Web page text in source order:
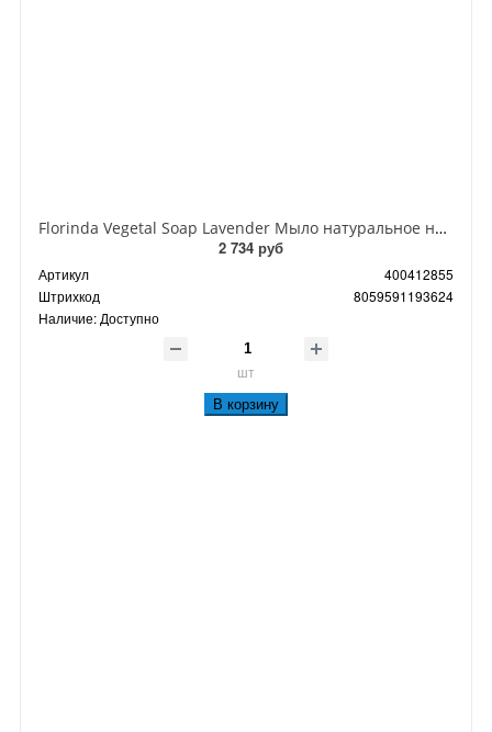
Florinda Vegetal Soap Lavender Мыло натуральное на основе растительных масел Лаванда 200 гр
2 734 руб
Артикул
400412855
Штрихкод
8059591193624
Наличие: Доступно
шт
В корзину